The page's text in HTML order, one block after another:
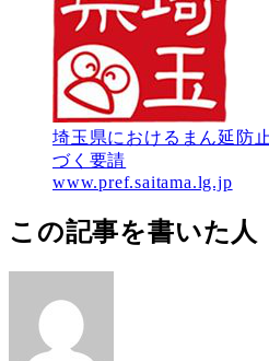
埼玉県におけるまん延防
づく要請
www.pref.saitama.lg.jp
この記事を書いた人